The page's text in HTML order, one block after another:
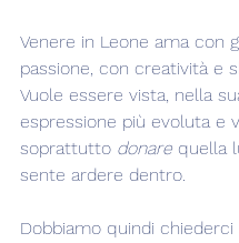
Venere in Leone ama con
passione, con creatività e
Vuole essere vista, nella
espressione più evoluta e
soprattutto donare quella
sente ardere dentro.
Dobbiamo quindi